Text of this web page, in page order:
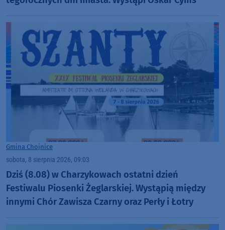
Gmina Chojnice
sobota, 8 sierpnia 2026, 09:03
Dziś (8.08) w Charzykowach ostatni dzień
Festiwalu Piosenki Żeglarskiej. Wystąpią między
innymi Chór Zawisza Czarny oraz Perły i Łotry